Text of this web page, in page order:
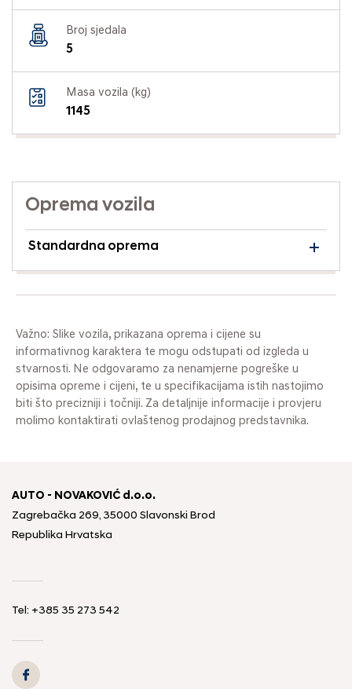
Broj sjedala
5
Masa vozila (kg)
1145
Oprema vozila
Standardna oprema
Važno: Slike vozila, prikazana oprema i cijene su
informativnog karaktera te mogu odstupati od izgleda u
stvarnosti. Ne odgovaramo za nenamjerne pogreške u
opisima opreme i cijeni, te u specifikacijama istih nastojimo
biti što precizniji i točniji. Za detaljnije informacije i provjeru
molimo kontaktirati ovlaštenog prodajnog predstavnika.
AUTO - NOVAKOVIĆ d.o.o.
Zagrebačka 269, 35000 Slavonski Brod
Republika Hrvatska
Tel: +385 35 273 542